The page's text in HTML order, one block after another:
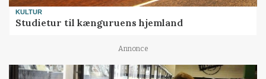
KULTUR
Studietur til kænguruens hjemland
Annonce